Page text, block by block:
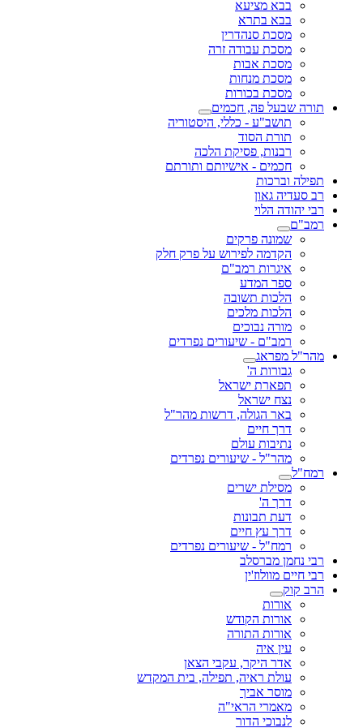
בבא מציעא
בבא בתרא
מסכת סנהדרין
מסכת עבודה זרה
מסכת אבות
מסכת מנחות
מסכת בכורות
תורה שבעל פה, חכמים
תושב"ע - כללי, היסטוריה
תורת הסוד
רבנות, פסיקת הלכה
חכמים - אישיותם ותורתם
תפילה וברכות
רב סעדיה גאון
רבי יהודה הלוי
רמב"ם
שמונה פרקים
הקדמה לפירוש על פרק חלק
איגרות רמב"ם
ספר המדע
הלכות תשובה
הלכות מלכים
מורה נבוכים
רמב"ם - שיעורים נפרדים
מהר"ל מפראג
גבורות ה'
תפארת ישראל
נצח ישראל
באר הגולה, דרשות מהר"ל
דרך חיים
נתיבות עולם
מהר"ל - שיעורים נפרדים
רמח"ל
מסילת ישרים
דרך ה'
דעת תבונות
דרך עץ חיים
רמח"ל - שיעורים נפרדים
רבי נחמן מברסלב
רבי חיים מוולוז'ין
הרב קוק
אורות
אורות הקודש
אורות התורה
עין איה
אדר היקר, עקבי הצאן
עולת ראיה, תפילה, בית המקדש
מוסר אביך
מאמרי הראי"ה
לנבוכי הדור